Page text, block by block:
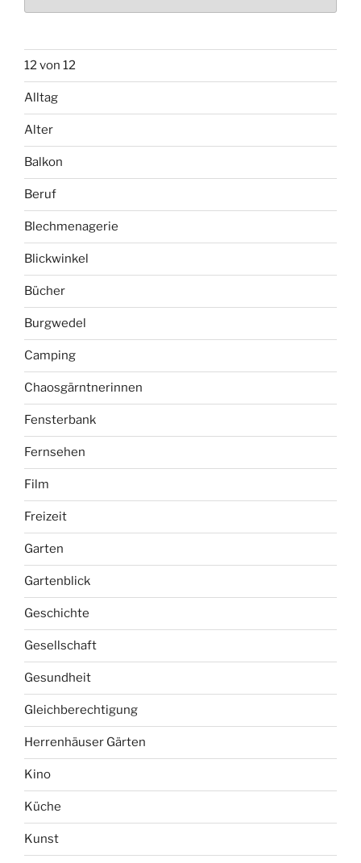
12 von 12
Alltag
Alter
Balkon
Beruf
Blechmenagerie
Blickwinkel
Bücher
Burgwedel
Camping
Chaosgärntnerinnen
Fensterbank
Fernsehen
Film
Freizeit
Garten
Gartenblick
Geschichte
Gesellschaft
Gesundheit
Gleichberechtigung
Herrenhäuser Gärten
Kino
Küche
Kunst